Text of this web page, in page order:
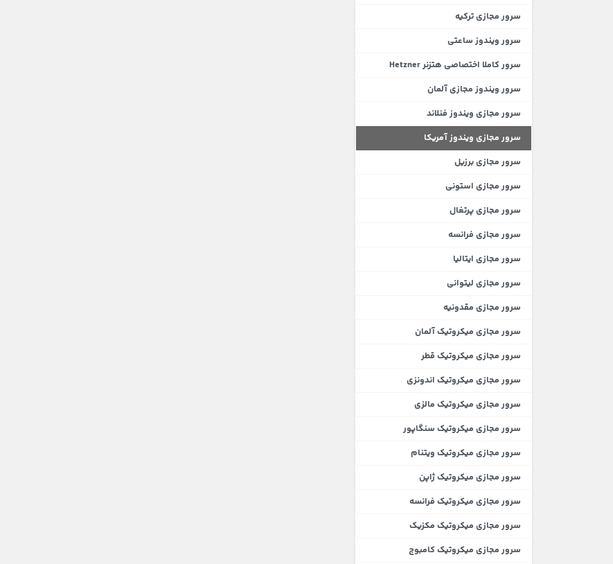
سرور مجازی ترکیه
سرور ویندوز ساعتی
سرور کاملا اختصاصی هتزنر Hetzner
سرور ویندوز مجازی آلمان
سرور مجازی ویندوز فنلاند
سرور مجازی ویندوز آمریکا
سرور مجازی برزیل
سرور مجازی استونی
سرور مجازی پرتغال
سرور مجازی فرانسه
سرور مجازی ایتالیا
سرور مجازی لیتوانی
سرور مجازی مقدونیه
سرور مجازی میکروتیک آلمان
سرور مجازی میکروتیک قطر
سرور مجازی میکروتیک اندونزی
سرور مجازی میکروتیک مالزی
سرور مجازی میکروتیک سنگاپور
سرور مجازی میکروتیک ویتنام
سرور مجازی میکروتیک ژاپن
سرور مجازی میکروتیک فرانسه
سرور مجازی میکروتیک مکزیک
سرور مجازی میکروتیک کامبوج